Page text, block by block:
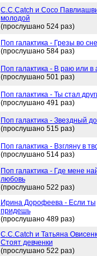
C.C.Catch и Сосо
молодой
(прослушано 524 раз)
Поп галактика - Грезы во сне
(прослушано 584 раз)
Поп галактика - В раю или в
(прослушано 501 раз)
Поп галактика - Ты стал
(прослушано 491 раз)
Поп галактика - Звездный
(прослушано 515 раз)
Поп галактика - Взгляну в
(прослушано 514 раз)
Поп галактика - Где мене
любовь
(прослушано 522 раз)
Ирина Дорофеева - Если ты
придешь
(прослушано 489 раз)
C.C.Catch и Татьяна
Стоят девченки
(прослушано 522 раз)